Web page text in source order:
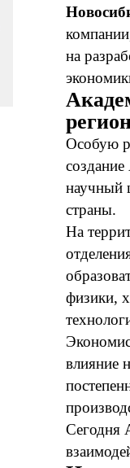
на
Особую
научный
страны.
На
физики,
влияние
Сегодня